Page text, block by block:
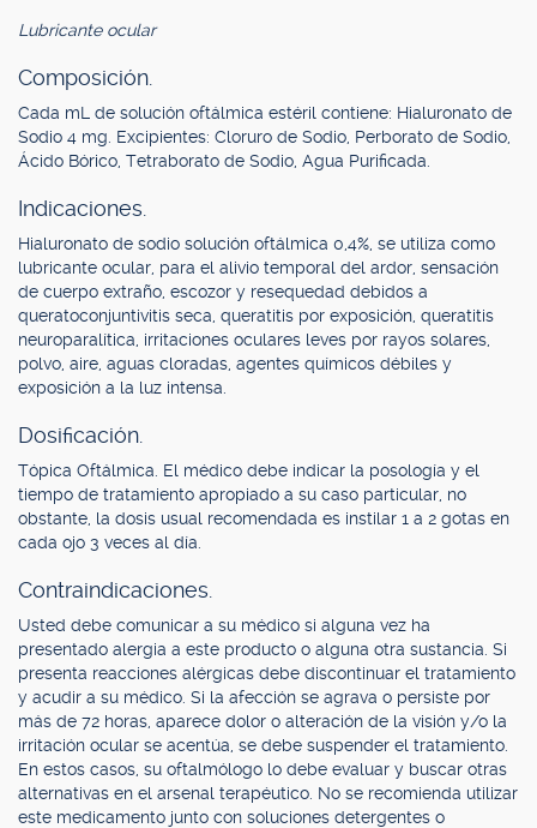
Lubricante ocular
Composición.
Cada mL de solución oftálmica estéril contiene: Hialuronato de
Sodio 4 mg. Excipientes: Cloruro de Sodio, Perborato de Sodio,
Ácido Bórico, Tetraborato de Sodio, Agua Purificada.
Indicaciones.
Hialuronato de sodio solución oftálmica 0,4%, se utiliza como
lubricante ocular, para el alivio temporal del ardor, sensación
de cuerpo extraño, escozor y resequedad debidos a
queratoconjuntivitis seca, queratitis por exposición, queratitis
neuroparalítica, irritaciones oculares leves por rayos solares,
polvo, aire, aguas cloradas, agentes químicos débiles y
exposición a la luz intensa.
Dosificación.
Tópica Oftálmica. El médico debe indicar la posología y el
tiempo de tratamiento apropiado a su caso particular, no
obstante, la dosis usual recomendada es instilar 1 a 2 gotas en
cada ojo 3 veces al día.
Contraindicaciones.
Usted debe comunicar a su médico si alguna vez ha
presentado alergia a este producto o alguna otra sustancia. Si
presenta reacciones alérgicas debe discontinuar el tratamiento
y acudir a su médico. Si la afección se agrava o persiste por
más de 72 horas, aparece dolor o alteración de la visión y/o la
irritación ocular se acentúa, se debe suspender el tratamiento.
En estos casos, su oftalmólogo lo debe evaluar y buscar otras
alternativas en el arsenal terapéutico. No se recomienda utilizar
este medicamento junto con soluciones detergentes o